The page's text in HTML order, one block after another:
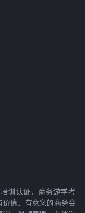
训认证、商务游学考
值、有意义的商务会